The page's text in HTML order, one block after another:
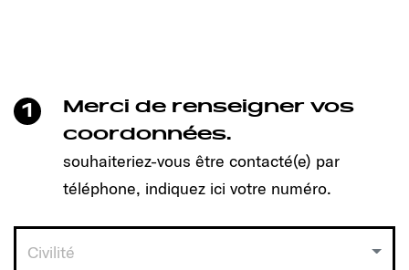
C'est aussi simple que cela
1. Entre la date
2. Sélectionnez le point de vente
3.Notre concessionnaire le plus proche va prendre
1
Merci de renseigner vos
coordonnées.
souhaiteriez-vous être contacté(e) par
téléphone, indiquez ici votre numéro.
Civilité